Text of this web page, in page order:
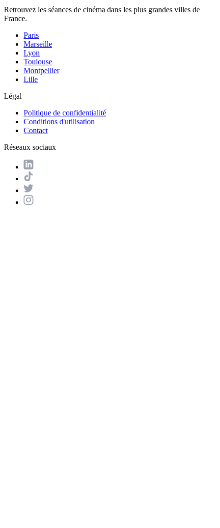
Retrouvez les séances de cinéma dans les plus grandes villes de
France.
Paris
Marseille
Lyon
Toulouse
Montpellier
Lille
Légal
Politique de confidentialité
Conditions d'utilisation
Contact
Réseaux sociaux